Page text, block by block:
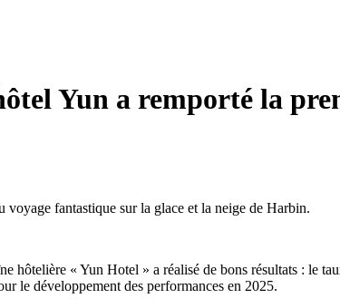
Yun a remporté la
fantastique sur la glace et la neige de Harbin.
hôtelière « Yun Hotel » a réalisé de bons résultats : le
le développement des performances en 2025.